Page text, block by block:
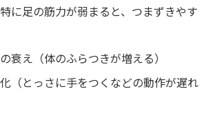
に足の筋力が弱まると、つまずきやす
衰え（体のふらつきが増える）
（とっさに手をつくなどの動作が遅れ